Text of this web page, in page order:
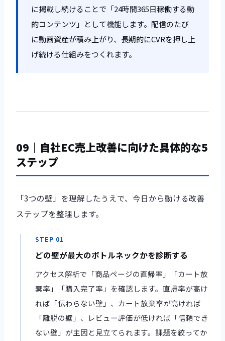
に掲載し続けることで「24時間365日稼働する動
的コンテンツ」として機能します。配信のたび
に動画資産が積み上がり、長期的にCVRを押し上
げ続ける仕組みをつくれます。
09｜自社EC売上改善に向けた具体的な5
ステップ
「3つの壁」を理解したうえで、今日から動ける改善
ステップを整理します。
STEP 01
どの壁が最大のボトルネックかを診断する
アクセス解析で「商品ページの直帰率」「カート放
棄率」「購入完了率」を確認します。直帰率が高け
れば「伝わらない壁」、カート放棄率が高ければ
「離脱の壁」、レビュー評価が低ければ「信頼でき
ない壁」が主因と見立てられます。課題を絞ってか